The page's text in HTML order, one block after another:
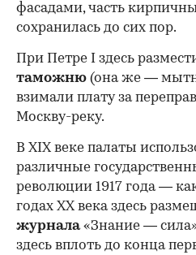
фасадами, часть
сохранилась до сих пор.
При Петре I здесь
таможню (она же —
взимали плату за
Москву-реку.
В XIX веке палаты
различные
революции 1917 года —
годах XX века здесь
журнала«Знание —
здесь вплоть до конца